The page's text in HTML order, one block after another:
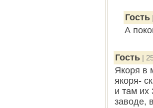
Гость
А
Гость |
Якоря в
якоря-
и там их
заводе,